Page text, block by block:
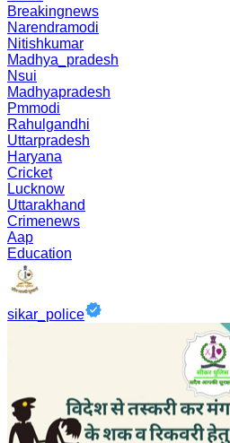
Breakingnews
Narendramodi
Nitishkumar
Madhya_pradesh
Nsui
Madhyapradesh
Pmmodi
Rahulgandhi
Uttarpradesh
Haryana
Cricket
Lucknow
Uttarakhand
Crimenews
Aap
Education
sikar_police